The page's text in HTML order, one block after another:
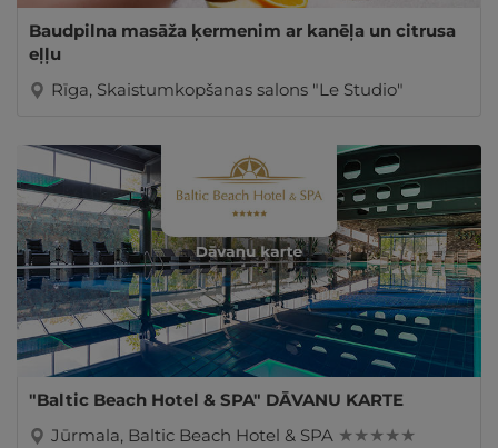
Baudpilna masāža ķermenim ar kanēļa un citrusa
eļļu
Rīga, Skaistumkopšanas salons "Le Studio"
"Baltic Beach Hotel & SPA" DĀVANU KARTE
Jūrmala, Baltic Beach Hotel & SPA ★ ★ ★ ★ ★